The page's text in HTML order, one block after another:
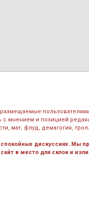
размещаемые
мнением и позицией
мат, флуд, демагогия,
дискуссиях. Мы
в место для склок и